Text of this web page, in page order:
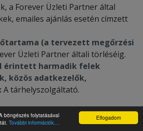
Elfogadom
böngészés folytatásával
További információk....
a Forever Üzleti Partner által
emailes ajánlás esetén címzett
(a tervezett megőrzési
Üzleti Partner általi törléséig.
érintett harmadik felek
közös adatkezelők,
A tárhelyszolgáltató.
küldése